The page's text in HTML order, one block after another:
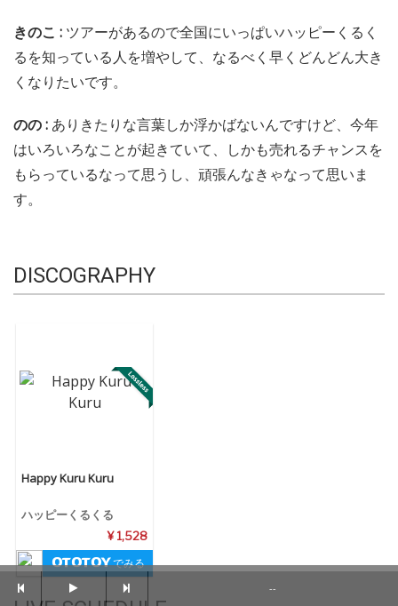
きのこ : ツアーがあるので全国にいっぱいハッピーくるく
るを知っている人を増やして、なるべく早くどんどん大き
くなりたいです。
のの : ありきたりな言葉しか浮かばないんですけど、今年
はいろいろなことが起きていて、しかも売れるチャンスを
もらっているなって思うし、頑張んなきゃなって思いま
す。
DISCOGRAPHY
Happy Kuru Kuru
ハッピーくるくる
¥ 1,528
でみる
--